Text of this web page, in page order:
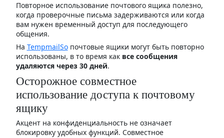
Повторное использование почтового ящика полезно,
когда проверочные письма задерживаются или когда
вам нужен временный доступ для последующего
общения.
На TempmailSoпочтовые ящики могут быть повторно
использованы, в то время как все сообщения
удаляются через 30 дней.
Осторожное совместное
использование доступа к почтовому
ящику
Акцент на конфиденциальность не означает
блокировку удобных функций. Совместное